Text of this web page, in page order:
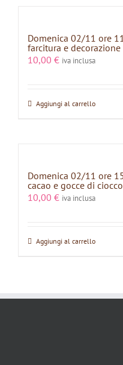
Domenica 02/11 ore
farcitura e decorazione
10,00 € iva inclusa
Aggiungi al carrello
Domenica 02/11 ore
cacao e gocce di
10,00 € iva inclusa
Aggiungi al carrello